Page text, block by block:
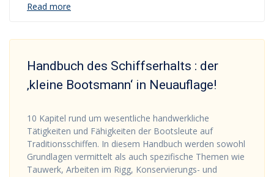
Read more
Handbuch des Schiffserhalts : der
‚kleine Bootsmann‘ in Neuauflage!
10 Kapitel rund um wesentliche handwerkliche
Tätigkeiten und Fähigkeiten der Bootsleute auf
Traditionsschiffen. In diesem Handbuch werden sowohl
Grundlagen vermittelt als auch spezifische Themen wie
Tauwerk, Arbeiten im Rigg, Konservierungs- und